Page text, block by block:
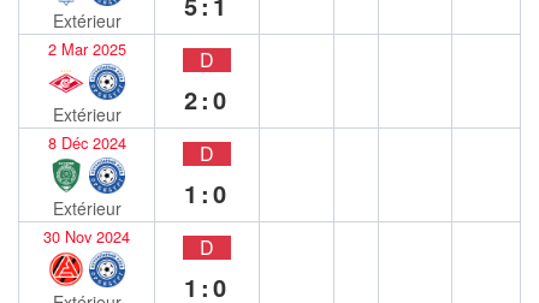
Extérieur
2 Mar 2025
Extérieur
D
2:0
8 Déc 2024
Extérieur
D
1:0
30 Nov 2024 D
1:0